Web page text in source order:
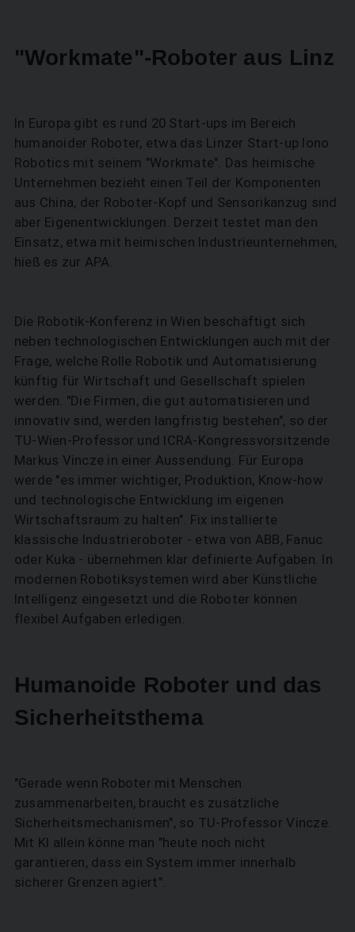
"Workmate"-Roboter aus Linz
In Europa gibt es rund 20 Start-ups im Bereich
humanoider Roboter, etwa das Linzer Start-up Iono
Robotics mit seinem "Workmate". Das heimische
Unternehmen bezieht einen Teil der Komponenten
aus China, der Roboter-Kopf und Sensorikanzug sind
aber Eigenentwicklungen. Derzeit testet man den
Einsatz, etwa mit heimischen Industrieunternehmen,
hieß es zur APA.
Die Robotik-Konferenz in Wien beschäftigt sich
neben technologischen Entwicklungen auch mit der
Frage, welche Rolle Robotik und Automatisierung
künftig für Wirtschaft und Gesellschaft spielen
werden. "Die Firmen, die gut automatisieren und
innovativ sind, werden langfristig bestehen", so der
TU-Wien-Professor und ICRA-Kongressvorsitzende
Markus Vincze in einer Aussendung. Für Europa
werde "es immer wichtiger, Produktion, Know-how
und technologische Entwicklung im eigenen
Wirtschaftsraum zu halten". Fix installierte
klassische Industrieroboter - etwa von ABB, Fanuc
oder Kuka - übernehmen klar definierte Aufgaben. In
modernen Robotiksystemen wird aber Künstliche
Intelligenz eingesetzt und die Roboter können
flexibel Aufgaben erledigen.
Humanoide Roboter und das
Sicherheitsthema
"Gerade wenn Roboter mit Menschen
zusammenarbeiten, braucht es zusätzliche
Sicherheitsmechanismen", so TU-Professor Vincze.
Mit KI allein könne man "heute noch nicht
garantieren, dass ein System immer innerhalb
sicherer Grenzen agiert".